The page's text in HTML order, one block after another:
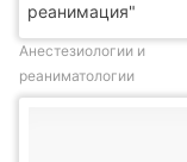
реанимация"
Анестезиологии и
реаниматологии